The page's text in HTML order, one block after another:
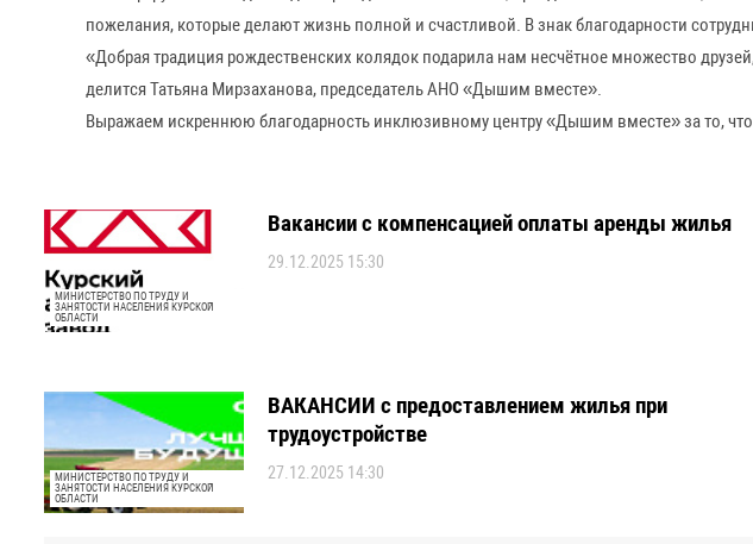
пожелания, которые делают жизнь полной и счастливой. В знак благодарности
«Добрая традиция рождественских колядок подарила нам несчётное множество
делится Татьяна Мирзаханова, председатель АНО «Дышим вместе».
Выражаем искреннюю благодарность инклюзивному центру «Дышим вместе» за то,
МИНИСТЕРСТВО ПО ТРУДУ И
ЗАНЯТОСТИ НАСЕЛЕНИЯ КУРСКОЙ
ОБЛАСТИ
Вакансии с компенсацией оплаты аренды жилья
29.12.2025 15:30
МИНИСТЕРСТВО ПО ТРУДУ И
ЗАНЯТОСТИ НАСЕЛЕНИЯ КУРСКОЙ
ОБЛАСТИ
ВАКАНСИИ с предоставлением жилья при
трудоустройстве
27.12.2025 14:30